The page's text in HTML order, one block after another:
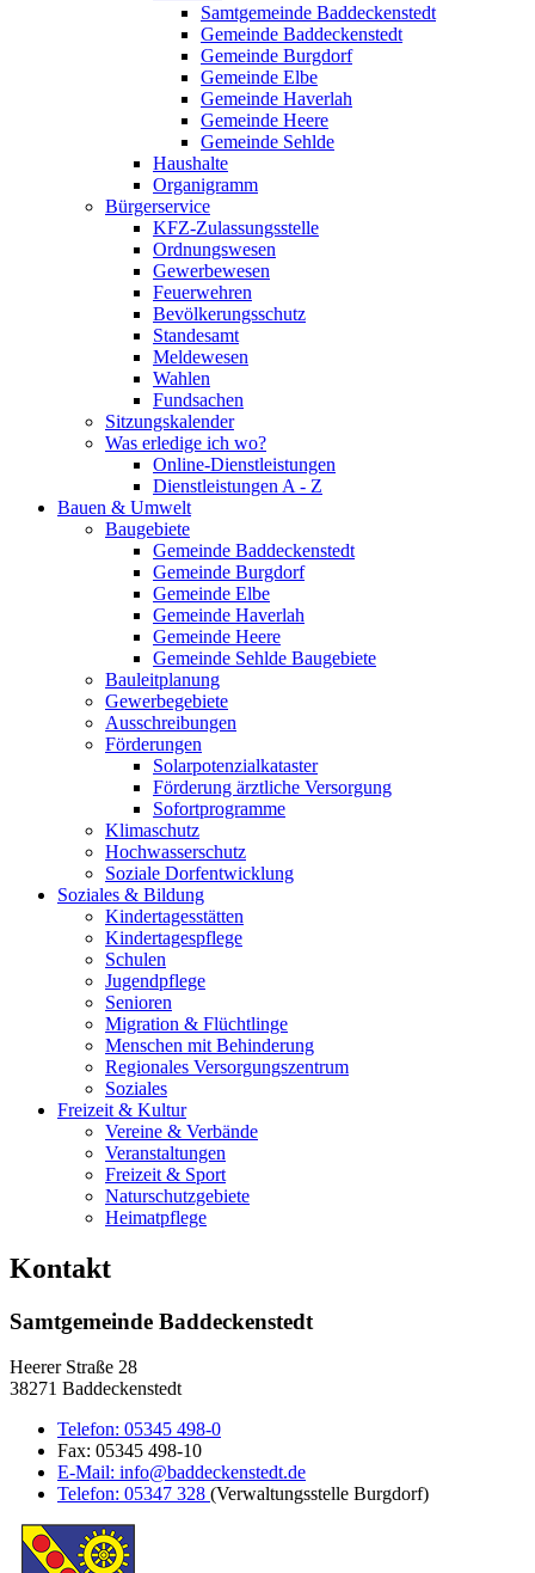
Samtgemeinde Baddeckenstedt
Gemeinde Baddeckenstedt
Gemeinde Burgdorf
Gemeinde Elbe
Gemeinde Haverlah
Gemeinde Heere
Gemeinde Sehlde
Haushalte
Organigramm
Bürgerservice
KFZ-Zulassungsstelle
Ordnungswesen
Gewerbewesen
Feuerwehren
Bevölkerungsschutz
Standesamt
Meldewesen
Wahlen
Fundsachen
Sitzungskalender
Was erledige ich wo?
Online-Dienstleistungen
Dienstleistungen A - Z
Bauen & Umwelt
Baugebiete
Gemeinde Baddeckenstedt
Gemeinde Burgdorf
Gemeinde Elbe
Gemeinde Haverlah
Gemeinde Heere
Gemeinde Sehlde Baugebiete
Bauleitplanung
Gewerbegebiete
Ausschreibungen
Förderungen
Solarpotenzialkataster
Förderung ärztliche Versorgung
Sofortprogramme
Klimaschutz
Hochwasserschutz
Soziale Dorfentwicklung
Soziales & Bildung
Kindertagesstätten
Kindertagespflege
Schulen
Jugendpflege
Senioren
Migration & Flüchtlinge
Menschen mit Behinderung
Regionales Versorgungszentrum
Soziales
Freizeit & Kultur
Vereine & Verbände
Veranstaltungen
Freizeit & Sport
Naturschutzgebiete
Heimatpflege
Kontakt
Samtgemeinde Baddeckenstedt
Heerer Straße 28
38271 Baddeckenstedt
Telefon: 05345 498-0
Fax: 05345 498-10
E-Mail: info@baddeckenstedt.de
Telefon: 05347 328 (Verwaltungsstelle Burgdorf)